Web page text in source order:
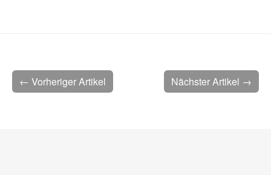
Nächster Artikel →
← Vorheriger Artikel